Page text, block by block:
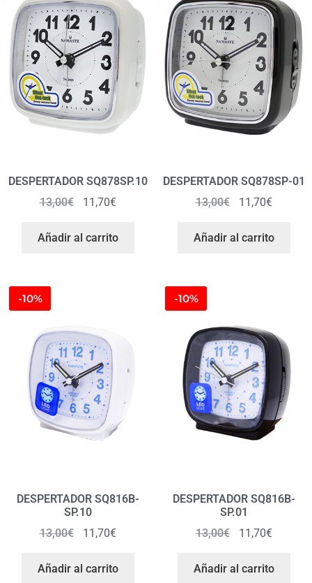
DESPERTADOR SQ878SP.10
13,00€ 11,70€
Añadir al carrito
DESPERTADOR SQ878SP-01
13,00€ 11,70€
Añadir al carrito
-10%
DESPERTADOR SQ816B-
SP.10
13,00€ 11,70€
Añadir al carrito
-10%
DESPERTADOR SQ816B-
SP.01
13,00€ 11,70€
Añadir al carrito